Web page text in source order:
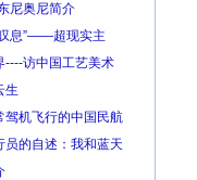
尼奥尼简介
息”——超现实主
----访中国工艺美术
生
驾机飞行的中国民航
员的自述：我和蓝天